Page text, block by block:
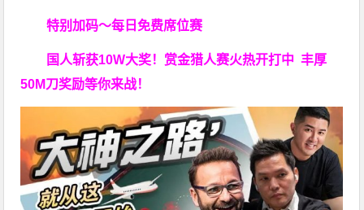
特别加码～每日免费席位赛
国人斩获10W大奖！ 赏金猎人赛火热开打中 丰厚
50M刀奖励等你来战！